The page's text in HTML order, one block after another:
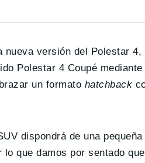
versión del Polestar
Polestar 4 Coupé
un formato hatchback
dispondrá de una
que damos por sentado